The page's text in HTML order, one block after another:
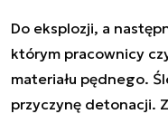
Do eksplozji, a
którym pracownicy
materiału pędnego.
przyczynę detonacji.